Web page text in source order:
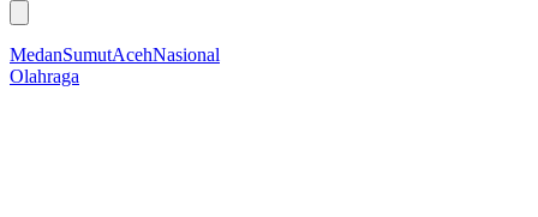
MedanSumutAcehNasional
Olahraga